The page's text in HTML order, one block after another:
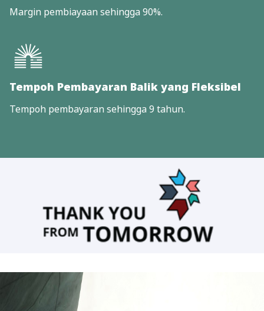
Margin pembiayaan sehingga 90%.
Tempoh Pembayaran Balik yang Fleksibel
Tempoh pembayaran sehingga 9 tahun.